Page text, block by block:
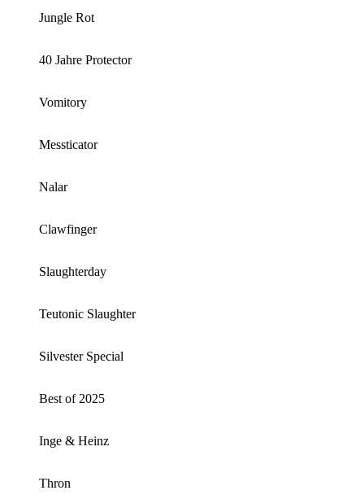
Jungle Rot
40 Jahre Protector
Vomitory
Messticator
Nalar
Clawfinger
Slaughterday
Teutonic Slaughter
Silvester Special
Best of 2025
Inge & Heinz
Thron